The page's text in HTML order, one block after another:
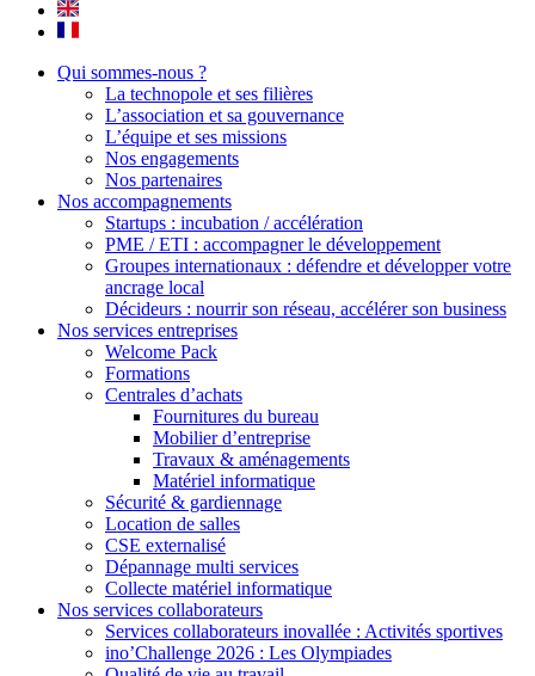
Qui sommes-nous ?
La technopole et ses filières
L’association et sa gouvernance
L’équipe et ses missions
Nos engagements
Nos partenaires
Nos accompagnements
Startups : incubation / accélération
PME / ETI : accompagner le développement
Groupes internationaux : défendre et développer votre
ancrage local
Décideurs : nourrir son réseau, accélérer son business
Nos services entreprises
Welcome Pack
Formations
Centrales d’achats
Fournitures du bureau
Mobilier d’entreprise
Travaux & aménagements
Matériel informatique
Sécurité & gardiennage
Location de salles
CSE externalisé
Dépannage multi services
Collecte matériel informatique
Nos services collaborateurs
Services collaborateurs inovallée : Activités sportives
ino’Challenge 2026 : Les Olympiades